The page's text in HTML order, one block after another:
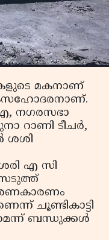
മകനാണ്
നഗരസഭാ
റാണി ടീചര്‍,
ശശി
എ സി
ചൂണ്ടികാട്ടി
ബന്ധുക്കള്‍